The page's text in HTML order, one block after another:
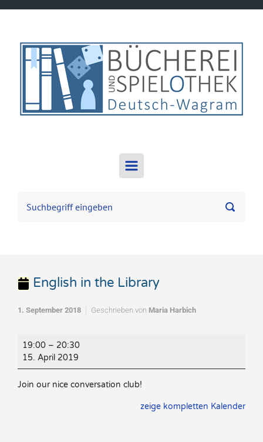
English in the Library
1. September 2018 Geschrieben von Maria Harbich
English
in
19:00 – 20:30
15. April 2019
Join our nice conversation club!
zeige kompletten Kalender